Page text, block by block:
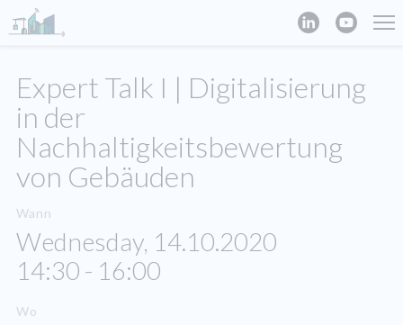
Expert Talk I | Digitalisierung
in der
Nachhaltigkeitsbewertung
von Gebäuden
Wann
Wednesday, 14.10.2020
14:30 - 16:00
Wo